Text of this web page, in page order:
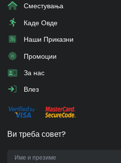
Сместувања
Каде Овде
Наши Приказни
Промоции
За нас
Влез
Ви треба совет?